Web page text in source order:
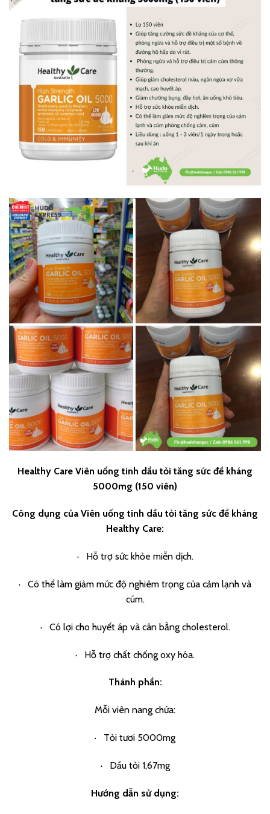
Healthy Care Viên uống tinh dầu tỏi tăng sức đề kháng
5000mg (150 viên)
Công dụng của Viên uống tinh dầu tỏi tăng sức đề kháng
Healthy Care:
· Hỗ trợ sức khỏe miễn dịch.
· Có thể làm giảm mức độ nghiêm trọng của cảm lạnh và
cúm.
· Có lợi cho huyết áp và cân bằng cholesterol.
· Hỗ trợ chất chống oxy hóa.
Thành phần:
Mỗi viên nang chứa:
· Tỏi tươi 5000mg
· Dầu tỏi 1,67mg
Hướng dẫn sử dụng: